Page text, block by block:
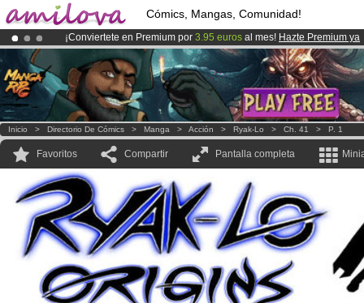
Cómics, Mangas, Comunidad!
¡Conviertete en Premium por 3.95 euros al mes! Hazte Premium ya
¡El Kickstarter Amilova está desormado lanzado!.
¡Ya tenemos 100000miembrosy 1000 Cómics y Mangas!.
Inicio > Directorio De Cómics > Manga > Acción > Ryak-Lo > Ch. 41 > P. 1
Favoritos Compartir Pantalla completa